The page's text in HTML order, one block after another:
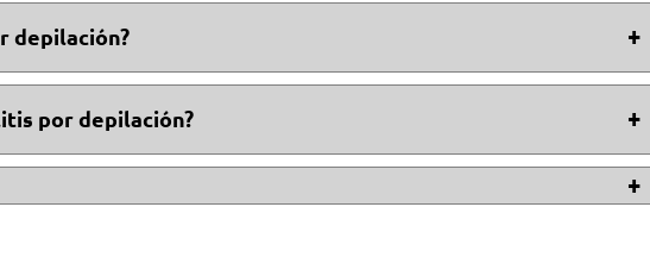
depilación?
sin tratamiento médico, sin embargo, las medidas de cuidado
Por ejemplo, aplicar paños húmedos y tibios sobre la piel, seguido de
por depilación?
pocos días con cuidados personales básicos y sin dejar cicatrices. Las
podrían necesitar con tratamiento con medicamentos de venta con receta